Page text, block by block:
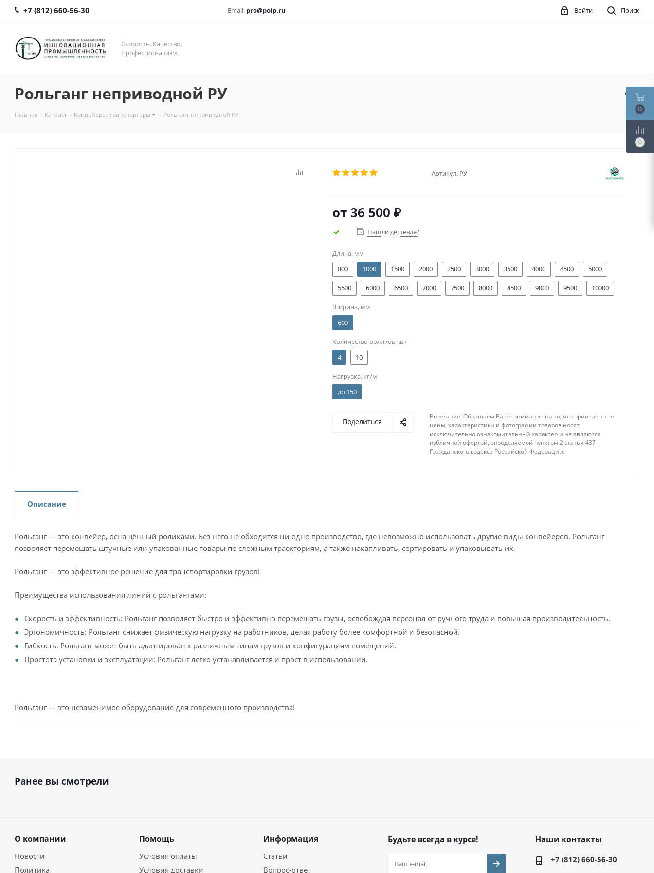
+7 (812) 660-56-30 Email: pro@poip.ru Поиск
Войти
Скорость. Качество.
Профессионализм.
Рольганг неприводной РУ
Главная - Каталог - Конвейеры, транспортеры - Рольганг неприводной РУ
Артикул: РУ
от 36 500 ₽
Нашли дешевле?
Длина, мм
800
1000 1500 2000 2500 3000 3500 4000 4500 5000
5500 6000 6500 7000 7500 8000 8500 9000 9500 10000
Ширина, мм
600
Количество роликов, шт
4
10
Нагрузка, кг/м
до 150
Поделиться
Внимание! Обращаем Ваше внимание на то, что приведенные
цены, характеристики и фотографии товаров носят
исключительно ознакомительный характер и не являются
публичной офертой, определяемой пунктом 2 статьи 437
Гражданского кодекса Российской Федерации.
Описание
Рольганг — это конвейер, оснащённый роликами. Без него не обходится ни одно производство, где невозможно использовать другие виды конвейеров. Рольганг
позволяет перемещать штучные или упакованные товары по сложным траекториям, а также накапливать, сортировать и упаковывать их.
Рольганг — это эффективное решение для транспортировки грузов!
Преимущества использования линий с рольгангами:
Скорость и эффективность: Рольганг позволяет быстро и эффективно перемещать грузы, освобождая персонал от ручного труда и повышая производительность.
Эргономичность: Рольганг снижает физическую нагрузку на работников, делая работу более комфортной и безопасной.
Гибкость: Рольганг может быть адаптирован к различным типам грузов и конфигурациям помещений.
Простота установки и эксплуатации: Рольганг легко устанавливается и прост в использовании.
Рольганг — это незаменимое оборудование для современного производства!
Ранее вы смотрели
О компании
Новости
Политика
Помощь
Условия оплаты
Условия доставки
Информация
Статьи
Вопрос-ответ
Будьте всегда в курсе! Наши контакты
+7 (812) 660-56-30
0
0